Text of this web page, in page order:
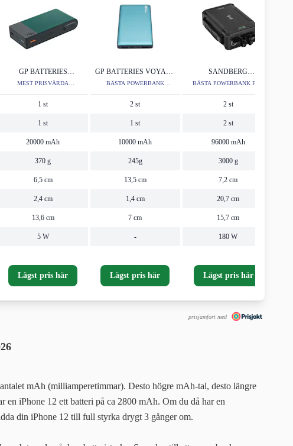
GP BATTERIES
POWERBANK M2
MEST PRISVÄRDA
1 st
1 st
20000 mAh
370 g
6,5 cm
2,4 cm
13,6 cm
5 W
Lägst pris här
GP BATTERIES VOYAGE
2
BÄSTA POWERBANK
2 st
1 st
10000 mAh
245g
13,5 cm
1,4 cm
7 cm
-
Lägst pris här
SANDBERG
SURVIVORPOWERBANK
BÄSTA POWERBANK FÖR
2 st
2 st
96000 mAh
3000 g
7,2 cm
20,7 cm
15,7 cm
180 W
Lägst pris här
prisjämfört med
mAh (milliamperetimmar). Desto högre mAh-tal, desto längre
en iPhone 12 ett batteri på ca 2800 mAh. Om du då har en
din iPhone 12 till full styrka drygt 3 gånger om.